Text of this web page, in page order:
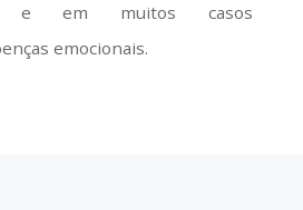
e em muitos casos
emocionais.